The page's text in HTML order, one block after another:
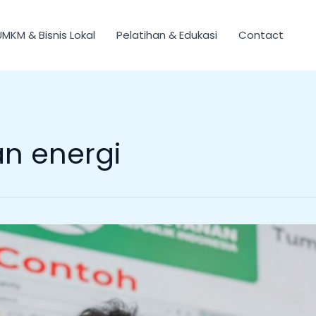
& Bisnis Lokal Pelatihan & Edukasi Contact
energi